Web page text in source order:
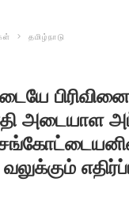
தமிழ்நாடு
அடையாள
வலுக்கும்